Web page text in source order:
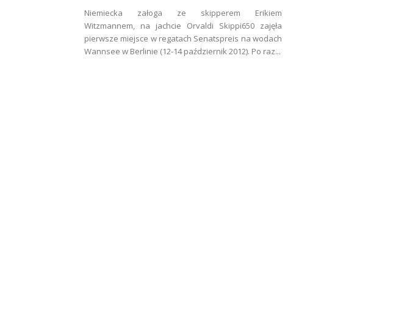
Niemiecka załoga ze skipperem Erikiem
Witzmannem, na jachcie Orvaldi Skippi650 zajęła
pierwsze miejsce w regatach Senatspreis na wodach
Wannsee w Berlinie (12-14 październik 2012). Po raz...